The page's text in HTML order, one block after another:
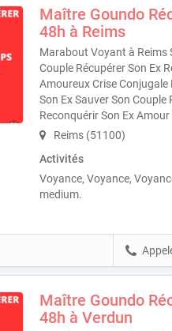
Maître Goundo
48h à Reims
Marabout Voyant à Reims
Couple Récupérer Son Ex
Amoureux Crise Conjugale
Son Ex Sauver Son
Reconquérir Son Ex
Reims (51100)
Activités
Voyance, Voyance,
medium.
Maître Goundo
48h à Verdun